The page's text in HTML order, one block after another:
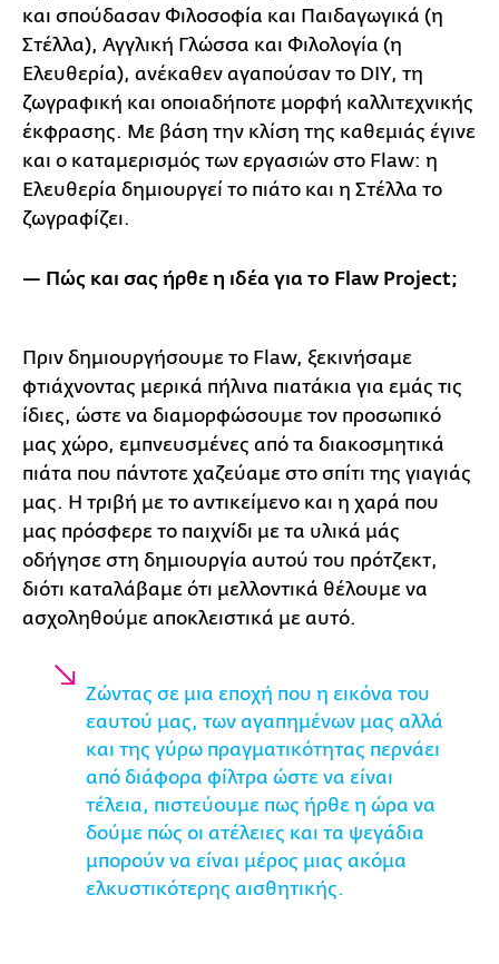
και σπούδασαν Φιλοσοφία και Παιδαγωγικά (η
Στέλλα), Αγγλική Γλώσσα και Φιλολογία (η
Ελευθερία), ανέκαθεν αγαπούσαν το DIY, τη
ζωγραφική και οποιαδήποτε μορφή καλλιτεχνικής
έκφρασης. Με βάση την κλίση της καθεμιάς έγινε
και ο καταμερισμός των εργασιών στο Flaw: η
Ελευθερία δημιουργεί το πιάτο και η Στέλλα το
ζωγραφίζει.
— Πώς και σας ήρθε η ιδέα για το Flaw Project;
Πριν δημιουργήσουμε το Flaw, ξεκινήσαμε
φτιάχνοντας μερικά πήλινα πιατάκια για εμάς τις
ίδιες, ώστε να διαμορφώσουμε τον προσωπικό
μας χώρο, εμπνευσμένες από τα διακοσμητικά
πιάτα που πάντοτε χαζεύαμε στο σπίτι της γιαγιάς
μας. Η τριβή με το αντικείμενο και η χαρά που
μας πρόσφερε το παιχνίδι με τα υλικά μάς
οδήγησε στη δημιουργία αυτού του πρότζεκτ,
διότι καταλάβαμε ότι μελλοντικά θέλουμε να
ασχοληθούμε αποκλειστικά με αυτό.
Ζώντας σε μια εποχή που η εικόνα του
εαυτού μας, των αγαπημένων μας αλλά
και της γύρω πραγματικότητας περνάει
από διάφορα φίλτρα ώστε να είναι
τέλεια, πιστεύουμε πως ήρθε η ώρα να
δούμε πώς οι ατέλειες και τα ψεγάδια
μπορούν να είναι μέρος μιας ακόμα
ελκυστικότερης αισθητικής.